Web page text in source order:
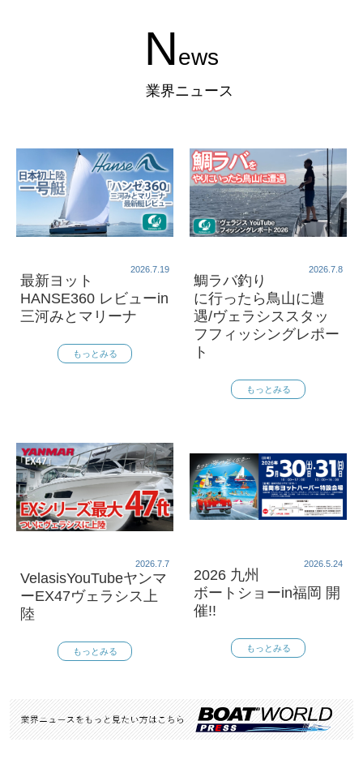
News
業界ニュース
2026.7.19
最新ヨット
HANSE360 レビューin
三河みとマリーナ
もっとみる
2026.7.8
鯛ラバ釣り
に行ったら鳥山に遭
遇/ヴェラシススタッ
フフィッシングレポー
ト
もっとみる
2026.7.7
VelasisYouTubeヤンマ
ーEX47ヴェラシス上
陸
もっとみる
2026.5.24
2026 九州
ボートショーin福岡 開
催!!
もっとみる